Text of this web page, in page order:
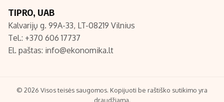
Redakcija
Turinio žymėjimo taisyklės
TIPRO, UAB
Kalvarijų g. 99A-33, LT-08219 Vilnius
Tel.: +370 606 17737
El. paštas: info@ekonomika.lt
© 2026 Visos teisės saugomos. Kopijuoti be raštiško sutikimo yra
draudžiama.